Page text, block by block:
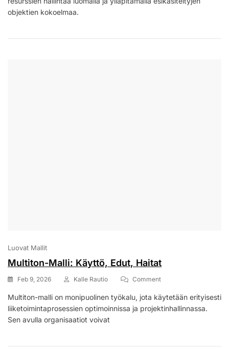
Sovellukset,
objektien kokoelmaa.
Luovat Mallit
Multiton-Malli: Käyttö, Edut, Haitat
Feb 9, 2026 Kalle Rautio CommentOn
Malli:
Käyttö,
Multiton-malli on monipuolinen työkalu, jota käytetään erityisesti
liiketoimintaprosessien optimoinnissa ja projektinhallinnassa.
Sen avulla organisaatiot voivat